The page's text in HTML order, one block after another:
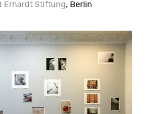
Erhardt Stiftung, Berlin